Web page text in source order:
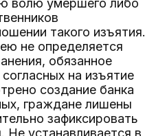
волю умершего либо
такого изъятия.
не определяется
обязанное
на изъятие
создание банка
граждане лишены
зафиксировать
Не устанавливается в